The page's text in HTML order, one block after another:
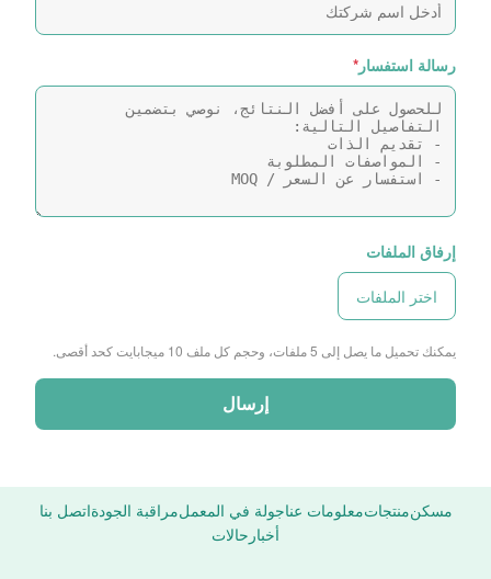
رسالة استفسار *
إرفاق الملفات
اختر الملفات
يمكنك تحميل ما يصل إلى 5 ملفات، وحجم كل ملف 10 ميجابايت كحد أقصى.
إرسال
مسكنمنتجاتمعلومات عناجولة في المعملمراقبة الجودةاتصل بنا
أخبار حالات